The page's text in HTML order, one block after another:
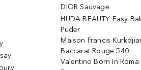
DIOR Sauvage
HUDA BEAUTY Easy
Puder
Maison Francis
Baccarat Rouge 540
Valentino Born In Roma